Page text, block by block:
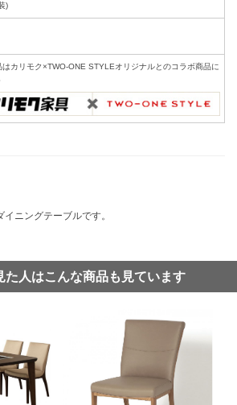
)
はカリモク×TWO-ONE STYLEオリジナルとのコラボ商品に
ニングテーブルです。
た人はこんな商品も見ています